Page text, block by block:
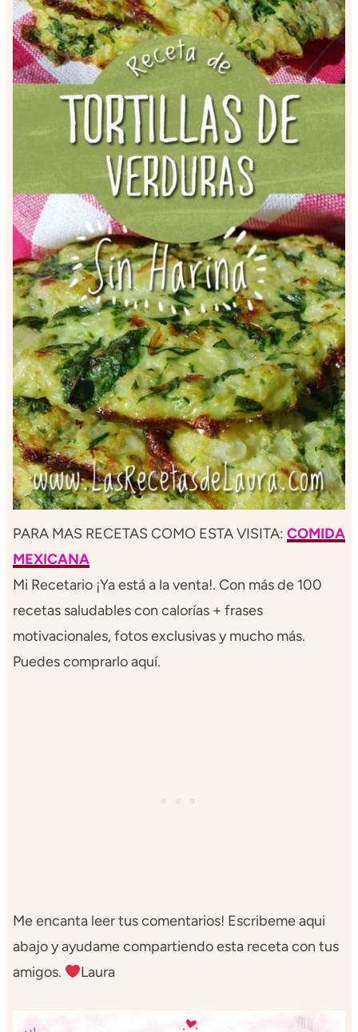
PARA MAS RECETAS COMO ESTA VISITA: COMIDA
MEXICANA
Mi Recetario ¡Ya está a la venta!. Con más de 100
recetas saludables con calorías + frases
motivacionales, fotos exclusivas y mucho más.
Puedes comprarlo aquí.
Me encanta leer tus comentarios! Escribeme aqui
abajo y ayudame compartiendo esta receta con tus
amigos.
Laura